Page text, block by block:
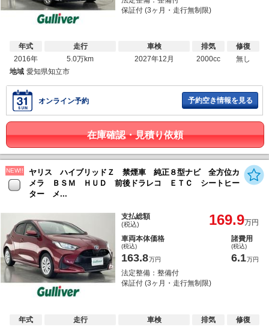
保証付 (3ヶ月・走行無制限)
年式
2016年
走行
5.0万km
車検
2027年12月
排気
2000cc
修復
無し
地域 愛知県知立市
オンライン予約 予約空き情報を見る
在庫確認・見積り依頼
NEW!!
ヤリス ハイブリッドＺ 禁煙車 純正８型ナビ 全方位カ
メラ ＢＳＭ ＨＵＤ 前後ドラレコ ＥＴＣ シートヒー
ター メ...
支払総額
(税込) 169.9万円
車両本体価格
(税込)
163.8万円
諸費用
(税込)
6.1万円
法定整備：整備付
保証付 (3ヶ月・走行無制限)
年式
走行
車検
排気
修復